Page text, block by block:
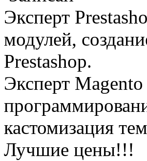
Эксперт
модулей,
Prestashop.
Эксперт
кастомизация
Лучшие цены!!!